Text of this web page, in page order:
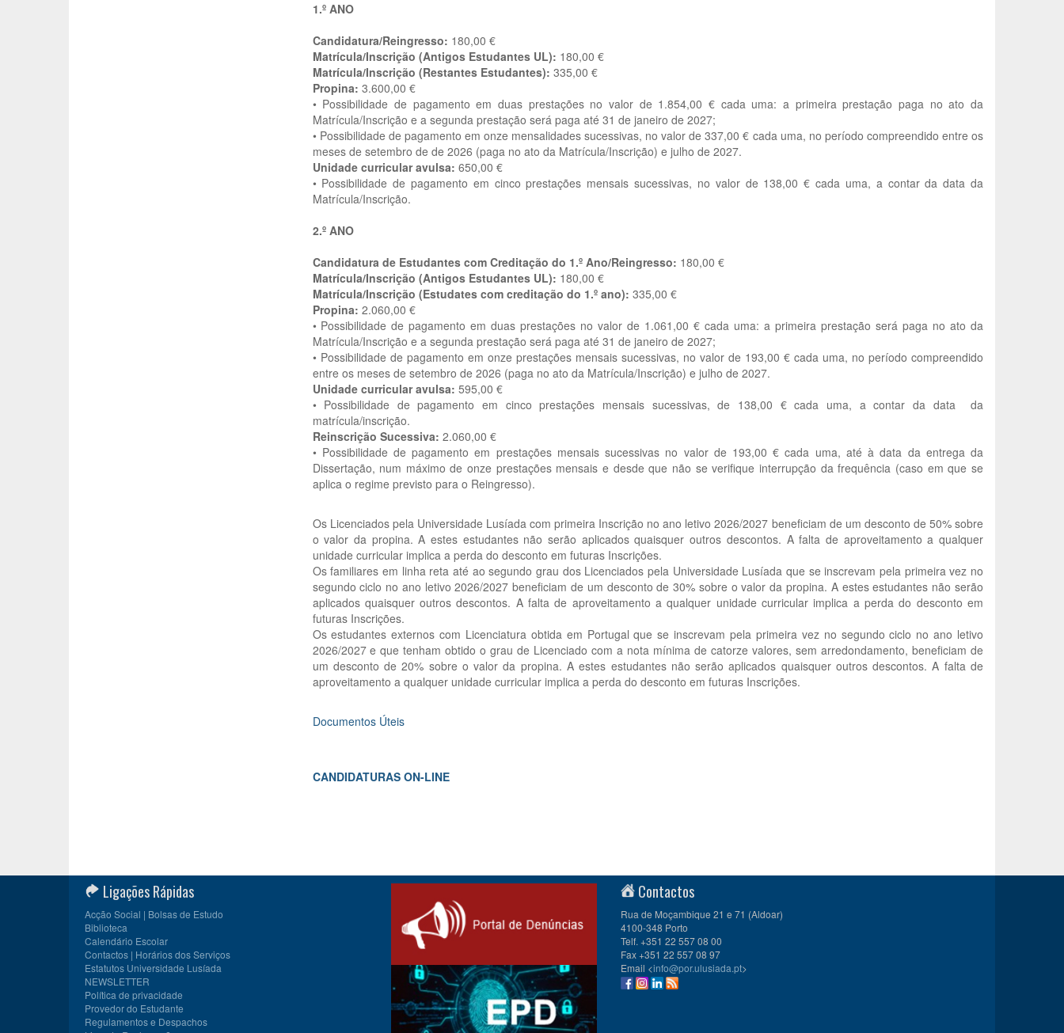
1.º ANO
Candidatura/Reingresso: 180,00 €
Matrícula/Inscrição (Antigos Estudantes UL): 180,00 €
Matrícula/Inscrição (Restantes Estudantes): 335,00 €
Propina: 3.600,00 €
• Possibilidade de pagamento em duas prestações no valor de 1.854,00 € cada uma: a primeira prestação paga no ato da
Matrícula/Inscrição e a segunda prestação será paga até 31 de janeiro de 2027;
• Possibilidade de pagamento em onze mensalidades sucessivas, no valor de 337,00 € cada uma, no período compreendido entre os
meses de setembro de de 2026 (paga no ato da Matrícula/Inscrição) e julho de 2027.
Unidade curricular avulsa: 650,00 €
• Possibilidade de pagamento em cinco prestações mensais sucessivas, no valor de 138,00 € cada uma, a contar da data da
Matrícula/Inscrição.
2.º ANO
Candidatura de Estudantes com Creditação do 1.º Ano/Reingresso: 180,00 €
Matrícula/Inscrição (Antigos Estudantes UL): 180,00 €
Matrícula/Inscrição (Estudates com creditação do 1.º ano): 335,00 €
Propina: 2.060,00 €
• Possibilidade de pagamento em duas prestações no valor de 1.061,00 € cada uma: a primeira prestação será paga no ato da
Matrícula/Inscrição e a segunda prestação será paga até 31 de janeiro de 2027;
• Possibilidade de pagamento em onze prestações mensais sucessivas, no valor de 193,00 € cada uma, no período compreendido
entre os meses de setembro de 2026 (paga no ato da Matrícula/Inscrição) e julho de 2027.
Unidade curricular avulsa: 595,00 €
• Possibilidade de pagamento em cinco prestações mensais sucessivas, de 138,00 € cada uma, a contar da data da
matrícula/inscrição.
Reinscrição Sucessiva: 2.060,00 €
• Possibilidade de pagamento em prestações mensais sucessivas no valor de 193,00 € cada uma, até à data da entrega da
Dissertação, num máximo de onze prestações mensais e desde que não se verifique interrupção da frequência (caso em que se
aplica o regime previsto para o Reingresso).
Os Licenciados pela Universidade Lusíada com primeira Inscrição no ano letivo 2026/2027 beneficiam de um desconto de 50% sobre
o valor da propina. A estes estudantes não serão aplicados quaisquer outros descontos. A falta de aproveitamento a qualquer
unidade curricular implica a perda do desconto em futuras Inscrições.
Os familiares em linha reta até ao segundo grau dos Licenciados pela Universidade Lusíada que se inscrevam pela primeira vez no
segundo ciclo no ano letivo 2026/2027 beneficiam de um desconto de 30% sobre o valor da propina. A estes estudantes não serão
aplicados quaisquer outros descontos. A falta de aproveitamento a qualquer unidade curricular implica a perda do desconto em
futuras Inscrições.
Os estudantes externos com Licenciatura obtida em Portugal que se inscrevam pela primeira vez no segundo ciclo no ano letivo
2026/2027 e que tenham obtido o grau de Licenciado com a nota mínima de catorze valores, sem arredondamento, beneficiam de
um desconto de 20% sobre o valor da propina. A estes estudantes não serão aplicados quaisquer outros descontos. A falta de
aproveitamento a qualquer unidade curricular implica a perda do desconto em futuras Inscrições.
Documentos Úteis
CANDIDATURAS ON-LINE
Ligações Rápidas
Acção Social | Bolsas de Estudo
Biblioteca
Calendário Escolar
Contactos | Horários dos Serviços
Estatutos Universidade Lusíada
NEWSLETTER
Política de privacidade
Provedor do Estudante
Regulamentos e Despachos
Contactos
Rua de Moçambique 21 e 71 (Aldoar)
4100-348 Porto
Telf. +351 22 557 08 00
Fax +351 22 557 08 97
Email <info@por.ulusiada.pt>